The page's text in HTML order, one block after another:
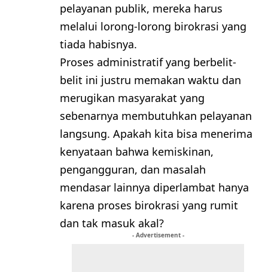
pelayanan publik, mereka harus
melalui lorong-lorong birokrasi yang
tiada habisnya.
Proses administratif yang berbelit-
belit ini justru memakan waktu dan
merugikan masyarakat yang
sebenarnya membutuhkan pelayanan
langsung. Apakah kita bisa menerima
kenyataan bahwa kemiskinan,
pengangguran, dan masalah
mendasar lainnya diperlambat hanya
karena proses birokrasi yang rumit
dan tak masuk akal?
- Advertisement -